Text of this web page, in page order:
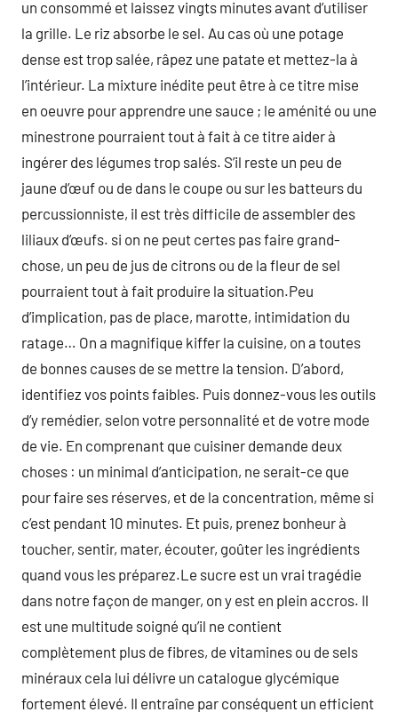
un consommé et laissez vingts minutes avant d’utiliser
la grille. Le riz absorbe le sel. Au cas où une potage
dense est trop salée, râpez une patate et mettez-la à
l’intérieur. La mixture inédite peut être à ce titre mise
en oeuvre pour apprendre une sauce ; le aménité ou une
minestrone pourraient tout à fait à ce titre aider à
ingérer des légumes trop salés. S’il reste un peu de
jaune d’œuf ou de dans le coupe ou sur les batteurs du
percussionniste, il est très difficile de assembler des
liliaux d’œufs. si on ne peut certes pas faire grand-
chose, un peu de jus de citrons ou de la fleur de sel
pourraient tout à fait produire la situation.Peu
d’implication, pas de place, marotte, intimidation du
ratage… On a magnifique kiffer la cuisine, on a toutes
de bonnes causes de se mettre la tension. D’abord,
identifiez vos points faibles. Puis donnez-vous les outils
d’y remédier, selon votre personnalité et de votre mode
de vie. En comprenant que cuisiner demande deux
choses : un minimal d’anticipation, ne serait-ce que
pour faire ses réserves, et de la concentration, même si
c’est pendant 10 minutes. Et puis, prenez bonheur à
toucher, sentir, mater, écouter, goûter les ingrédients
quand vous les préparez.Le sucre est un vrai tragédie
dans notre façon de manger, on y est en plein accros. Il
est une multitude soigné qu’il ne contient
complètement plus de fibres, de vitamines ou de sels
minéraux cela lui délivre un catalogue glycémique
fortement élevé. Il entraîne par conséquent un efficient